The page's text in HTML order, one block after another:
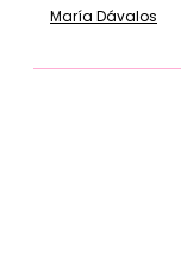
María Dávalos